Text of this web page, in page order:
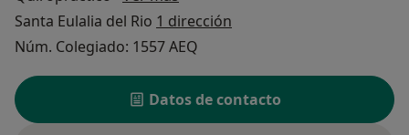
Santa Eulalia del Rio 1 dirección
Núm. Colegiado: 1557 AEQ
Datos de contacto